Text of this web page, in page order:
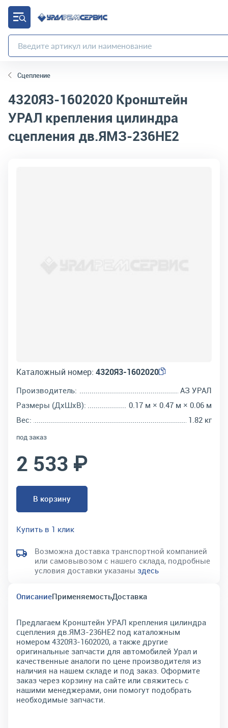
Сцепление
4320Я3-1602020 Кронштейн
УРАЛ крепления цилиндра
сцепления дв.ЯМЗ-236НЕ2
Каталожный номер: 4320Я3-1602020
Производитель:
АЗ УРАЛ
Размеры (ДхШхВ):
0.17 м × 0.47 м × 0.06 м
Вес:
1.82 кг
под заказ
2 533 ₽
В корзину
Купить в 1 клик
Возможна доставка транспортной компанией
или самовывозом с нашего склада, подробные
условия доставки указаны здесь
ОписаниеПрименяемостьДоставка
Предлагаем Кронштейн УРАЛ крепления цилиндра
сцепления дв.ЯМЗ-236НЕ2 под каталожным
номером 4320Я3-1602020, а также другие
оригинальные запчасти для автомобилей Урал и
качественные аналоги по цене производителя из
наличия на нашем складе и под заказ. Оформите
заказ через корзину на сайте или свяжитесь с
нашими менеджерами, они помогут подобрать
необходимые запчасти.